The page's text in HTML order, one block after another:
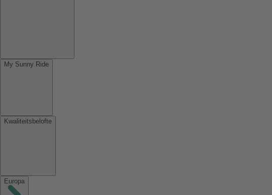
My Sunny Ride
Kwaliteitsbelofte
Europa